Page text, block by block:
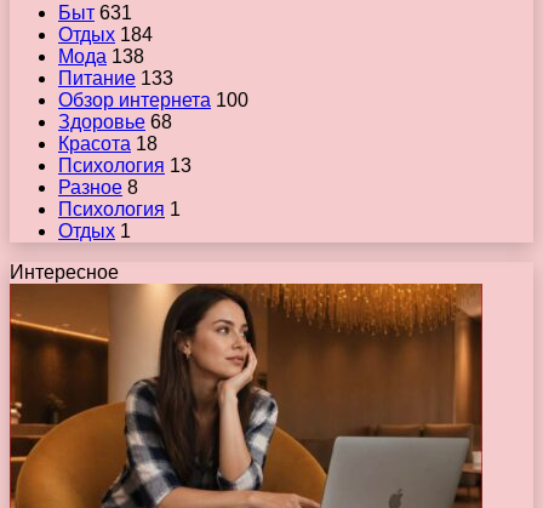
Быт 631
Отдых 184
Мода 138
Питание 133
Обзор интернета 100
Здоровье 68
Красота 18
Психология 13
Разное 8
Психология 1
Отдых 1
Интересное